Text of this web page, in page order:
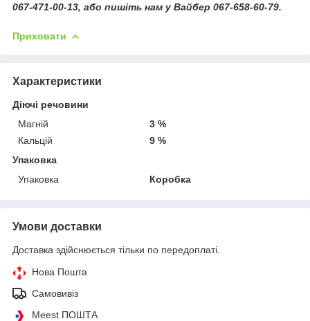
067-471-00-13, або пишіть нам у Вайбер 067-658-60-79.
Приховати
Характеристики
Діючі речовини
Магній
3 %
Кальцій
9 %
Упаковка
Упаковка
Коробка
Умови доставки
Доставка здійснюється тільки по передоплаті.
Нова Пошта
Самовивіз
Meest ПОШТА